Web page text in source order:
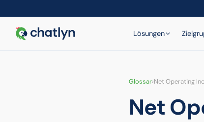
Lösungen
Glossar›Net Operating
Net